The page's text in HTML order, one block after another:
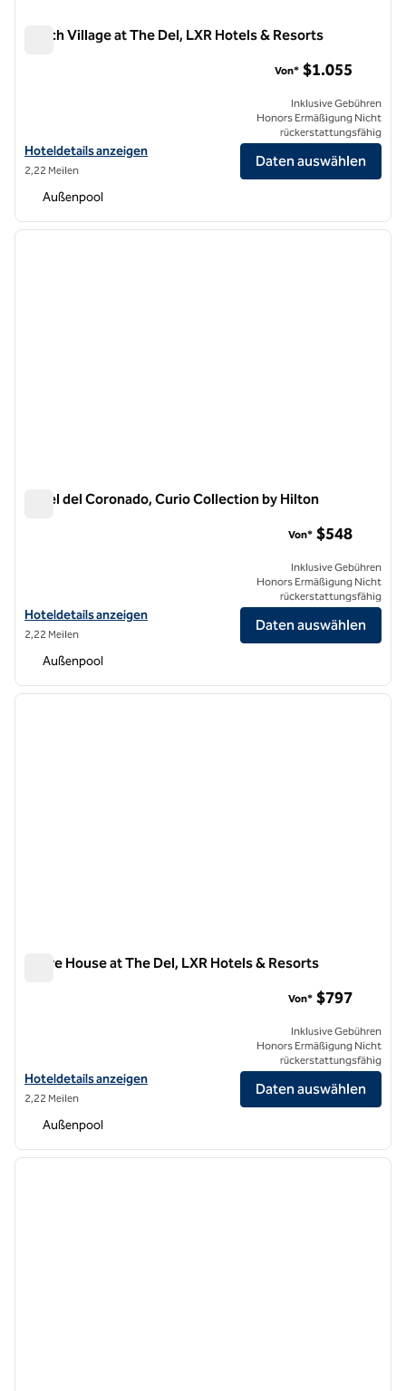
Beach Village at The Del, LXR Hotels & Resorts
Hoteldetails für Beach Village at The Del, LXR Hotels & Resorts
Hoteldetails anzeigen
2,22 Meilen
Von* $1.055
Inklusive Gebühren
Honors Ermäßigung Nicht
rückerstattungsfähig
Daten auswählen
Außenpool
1 von 12
Hotel del Coronado, Curio Collection by Hilton
Hoteldetails für das Hotel del Coronado, Curio Collection by Hilton
Hoteldetails anzeigen
2,22 Meilen
Von* $548
Inklusive Gebühren
Honors Ermäßigung Nicht
rückerstattungsfähig
Daten auswählen
Außenpool
1 von 11
Shore House at The Del, LXR Hotels & Resorts
Hoteldetails für Shore House at The Del, LXR Hotels & Resorts
Hoteldetails anzeigen
2,22 Meilen
Von* $797
Inklusive Gebühren
Honors Ermäßigung Nicht
rückerstattungsfähig
Daten auswählen
Außenpool
1 von 12